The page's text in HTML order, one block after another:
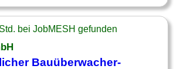
bei JobMESH gefunden
Bauüberwacher-